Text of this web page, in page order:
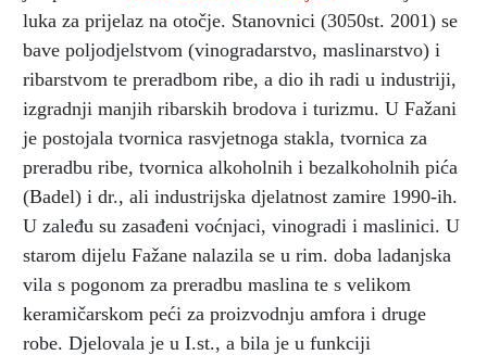
luka za prijelaz na otočje. Stanovnici (3050st. 2001) se
bave poljodjelstvom (vinogradarstvo, maslinarstvo) i
ribarstvom te preradbom ribe, a dio ih radi u industriji,
izgradnji manjih ribarskih brodova i turizmu. U Fažani
je postojala tvornica rasvjetnoga stakla, tvornica za
preradbu ribe, tvornica alkoholnih i bezalkoholnih pića
(Badel) i dr., ali industrijska djelatnost zamire 1990-ih.
U zaleđu su zasađeni voćnjaci, vinogradi i maslinici. U
starom dijelu Fažane nalazila se u rim. doba ladanjska
vila s pogonom za preradbu maslina te s velikom
keramičarskom peći za proizvodnju amfora i druge
robe. Djelovala je u I.st., a bila je u funkciji